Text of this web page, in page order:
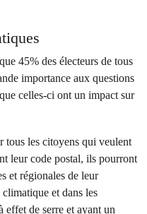
45% des électeurs de tous
importance aux questions
celles-ci ont un impact sur
tous les citoyens qui veulent
leur code postal, ils pourront
et régionales de leur
et dans les
effet de serre et ayant un